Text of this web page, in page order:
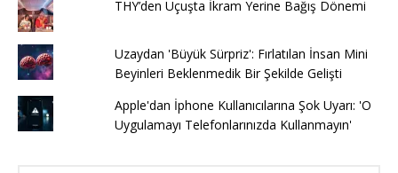
THY’den Uçuşta İkram Yerine Bağış Dönemi
Uzaydan 'Büyük Sürpriz': Fırlatılan İnsan Mini
Beyinleri Beklenmedik Bir Şekilde Gelişti
Apple'dan İphone Kullanıcılarına Şok Uyarı: 'O
Uygulamayı Telefonlarınızda Kullanmayın'